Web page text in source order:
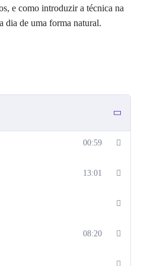
para ajudá-lo em seu
e como introduzir a técnica na
dia de uma forma natural.
00:59
13:01
08:20